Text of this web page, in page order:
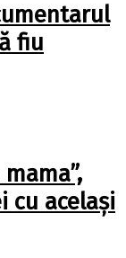
fiu
cu același